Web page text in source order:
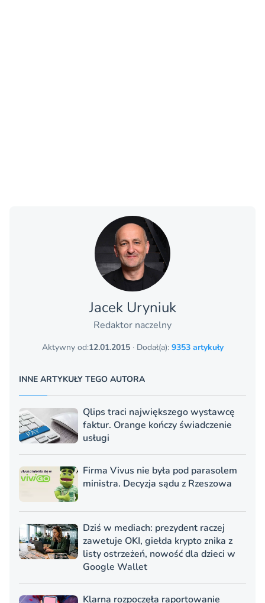
Jacek Uryniuk
Redaktor naczelny
Aktywny od:12.01.2015· Dodał(a): 9353 artykuły
INNE ARTYKUŁY TEGO AUTORA
Qlips traci największego wystawcę
faktur. Orange kończy świadczenie
usługi
Firma Vivus nie była pod parasolem
ministra. Decyzja sądu z Rzeszowa
Dziś w mediach: prezydent raczej
zawetuje OKI, giełda krypto znika z
listy ostrzeżeń, nowość dla dzieci w
Google Wallet
Klarna rozpoczęła raportowanie